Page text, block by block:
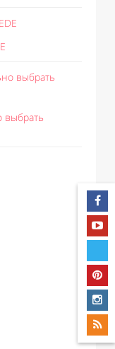
выбрать
Like